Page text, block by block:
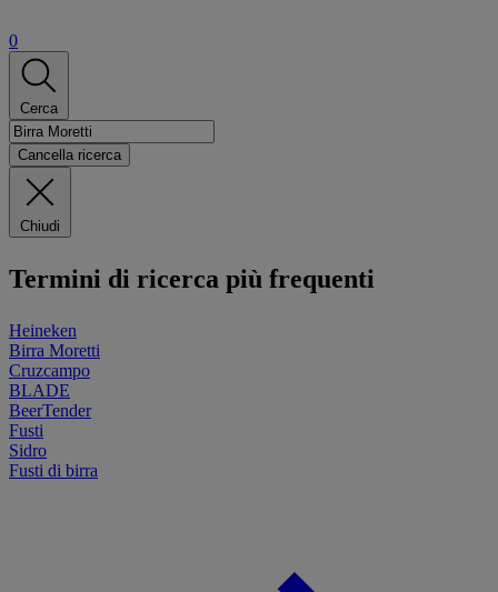
0
Cerca
Cancella ricerca
Chiudi
Termini di ricerca più frequenti
Heineken
Birra Moretti
Cruzcampo
BLADE
BeerTender
Fusti
Sidro
Fusti di birra